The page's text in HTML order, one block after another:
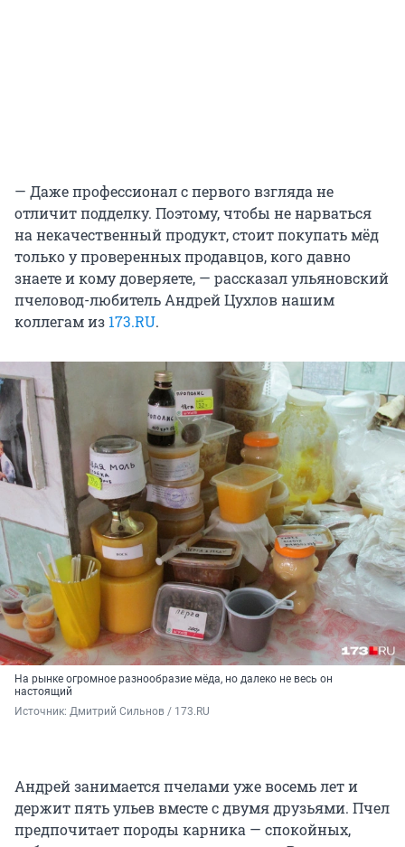
— Даже профессионал с первого взгляда не
отличит подделку. Поэтому, чтобы не нарваться
на некачественный продукт, стоит покупать мёд
только у проверенных продавцов, кого давно
знаете и кому доверяете, — рассказал ульяновский
пчеловод-любитель Андрей Цухлов нашим
коллегам из 173.RU.
На рынке огромное разнообразие мёда, но далеко не весь он
настоящий
Источник: Дмитрий Сильнов / 173.RU
Андрей занимается пчелами уже восемь лет и
держит пять ульев вместе с двумя друзьями. Пчел
предпочитает породы карника — спокойных,